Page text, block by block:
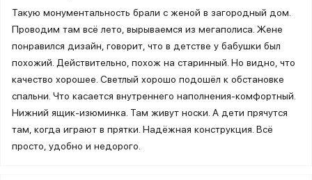
Такую монументальность брали с женой в загородный дом.
Проводим там всё лето, вырываемся из мегаполиса. Жене
понравился дизайн, говорит, что в детстве у бабушки был
похожий. Действительно, похож на старинный. Но видно, что
качество хорошее. Светлый хорошо подошёл к обстановке
спальни. Что касается внутреннего наполнения-комфортный.
Нижний ящик-изюминка. Там живут носки. А дети прячутся
там, когда играют в прятки. Надёжная конструкция. Всё
просто, удобно и недорого.